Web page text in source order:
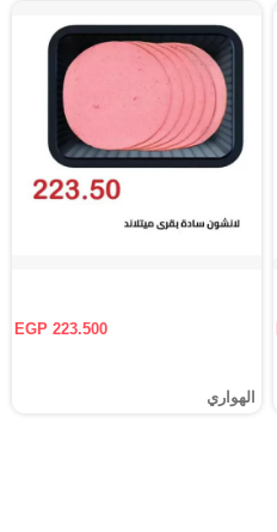
EGP 223.500
الهواري